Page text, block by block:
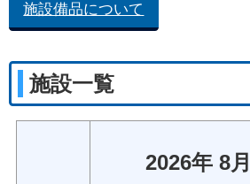
施設備品について
施設一覧
2026年 8月